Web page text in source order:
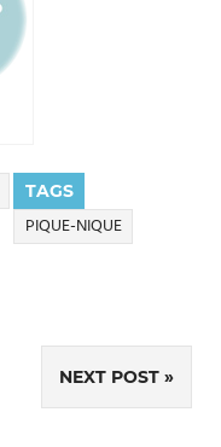
TAGS
PIQUE-NIQUE
NEXT POST